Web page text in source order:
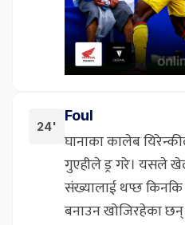
24'
Foul
घानाका कालेब
गुएहीले ड्र गरे। यसले
संख्यालाई थप्छ
बनाउन खोजिरहेका